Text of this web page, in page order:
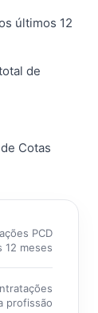
últimos 12
de
Cotas
PCD
12 meses
profissão